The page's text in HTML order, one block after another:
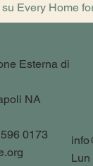
Every Home
Esterna di
NA
0173
Lun